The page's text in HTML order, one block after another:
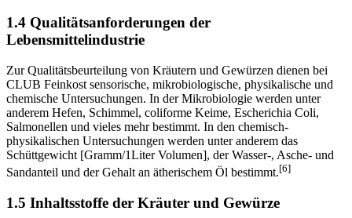
1.4 Qualitätsanforderungen der
Lebensmittelindustrie
Zur Qualitätsbeurteilung von Kräutern und Gewürzen dienen bei
CLUB Feinkost sensorische, mikrobiologische, physikalische und
chemische Untersuchungen. In der Mikrobiologie werden unter
anderem Hefen, Schimmel, coliforme Keime, Escherichia Coli,
Salmonellen und vieles mehr bestimmt. In den chemisch-
physikalischen Untersuchungen werden unter anderem das
Schüttgewicht [Gramm/1Liter Volumen], der Wasser-, Asche- und
Sandanteil und der Gehalt an ätherischem Öl bestimmt.[6]
1.5 Inhaltsstoffe der Kräuter und Gewürze